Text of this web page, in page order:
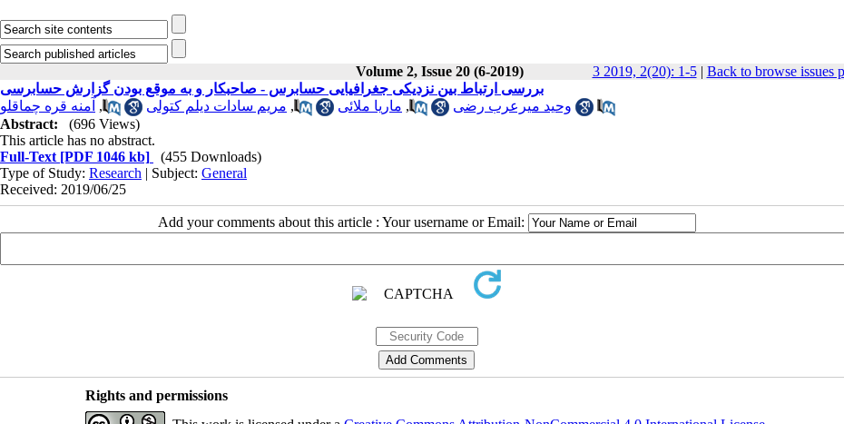
Volume 2, Issue 20 (6-2019) 3 2019, 2(20): 1-5| Back to browse issues
بررسی ارتباط بین نزدیکی جغرافیایی حسابرس - صاحبکار و به موقع بودن گزارش حسابرسی
وحید میرعرب رضی
, ماریا ملائی , مریم سادات دیلم کتولی , آمنه قره چماقلو
Abstract:
(696 Views)
This article has no abstract.
Full-Text [PDF 1046 kb]
(455 Downloads)
Type of Study: Research | Subject: General
Received: 2019/06/25
Add your comments about this article : Your username or Email:
Rights and permissions